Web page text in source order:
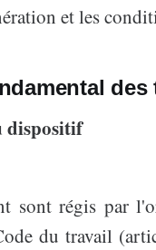
et les
dispositif
sont régis par
du travail